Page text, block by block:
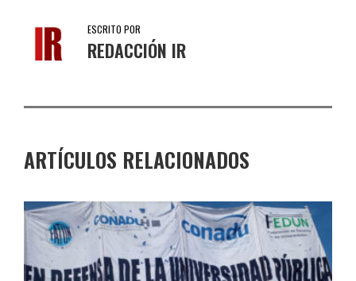
ESCRITO POR
REDACCIÓN IR
ARTÍCULOS RELACIONADOS